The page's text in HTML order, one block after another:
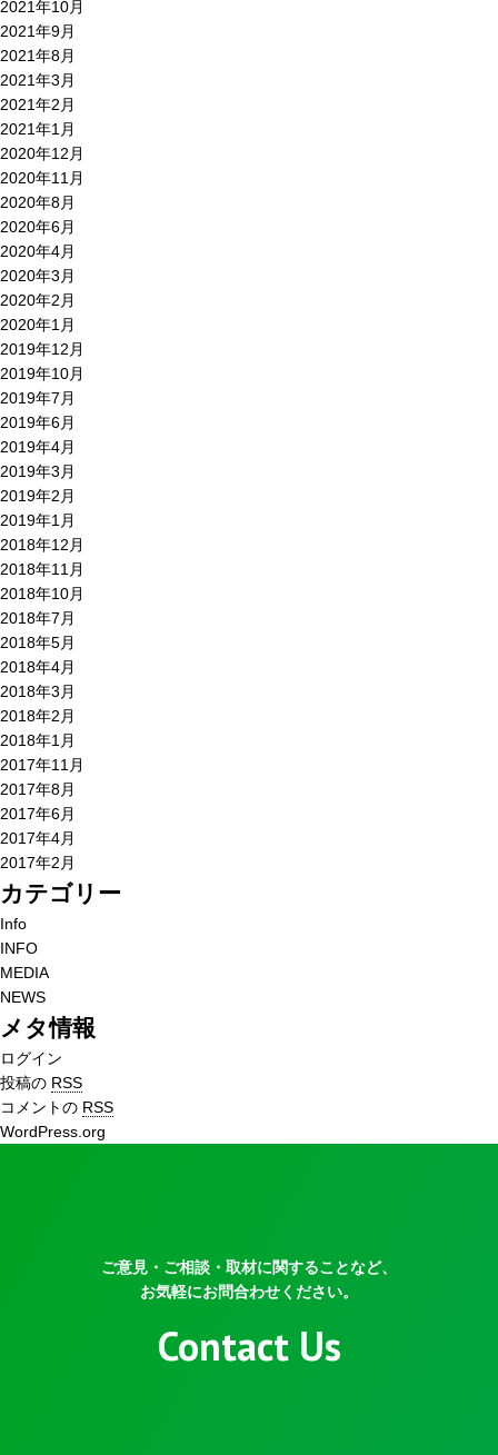
2021年10月
2021年9月
2021年8月
2021年3月
2021年2月
2021年1月
2020年12月
2020年11月
2020年8月
2020年6月
2020年4月
2020年3月
2020年2月
2020年1月
2019年12月
2019年10月
2019年7月
2019年6月
2019年4月
2019年3月
2019年2月
2019年1月
2018年12月
2018年11月
2018年10月
2018年7月
2018年5月
2018年4月
2018年3月
2018年2月
2018年1月
2017年11月
2017年8月
2017年6月
2017年4月
2017年2月
カテゴリー
Info
INFO
MEDIA
NEWS
メタ情報
ログイン
投稿の RSS
コメントの RSS
WordPress.org
ご意見・ご相談・取材に関することなど、
お気軽にお問合わせください。
Contact Us